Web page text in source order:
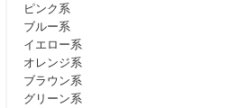
ピンク系
ブルー系
イエロー系
オレンジ系
ブラウン系
グリーン系